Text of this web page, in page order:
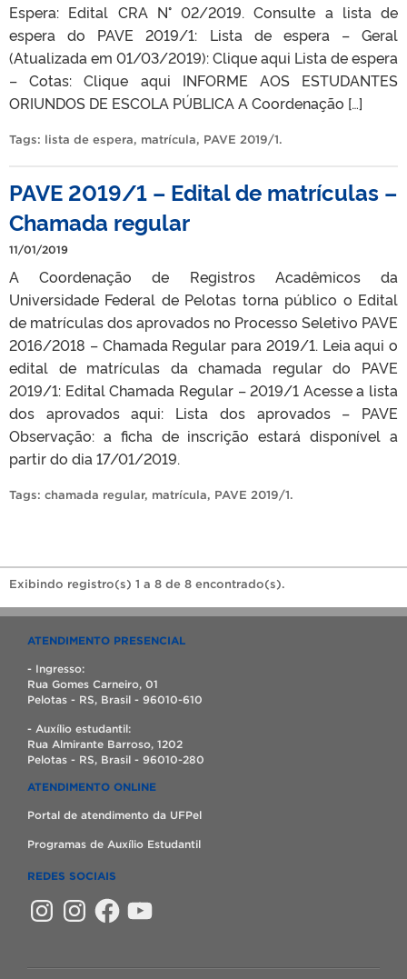
Espera: Edital CRA N° 02/2019. Consulte a lista de
espera do PAVE 2019/1: Lista de espera – Geral
(Atualizada em 01/03/2019): Clique aqui Lista de espera
– Cotas: Clique aqui INFORME AOS ESTUDANTES
ORIUNDOS DE ESCOLA PÚBLICA A Coordenação […]
Tags: lista de espera, matrícula, PAVE 2019/1.
PAVE 2019/1 – Edital de matrículas –
Chamada regular
11/01/2019
A Coordenação de Registros Acadêmicos da
Universidade Federal de Pelotas torna público o Edital
de matrículas dos aprovados no Processo Seletivo PAVE
2016/2018 – Chamada Regular para 2019/1. Leia aqui o
edital de matrículas da chamada regular do PAVE
2019/1: Edital Chamada Regular – 2019/1 Acesse a lista
dos aprovados aqui: Lista dos aprovados – PAVE
Observação: a ficha de inscrição estará disponível a
partir do dia 17/01/2019.
Tags: chamada regular, matrícula, PAVE 2019/1.
Exibindo registro(s) 1 a 8 de 8 encontrado(s).
ATENDIMENTO PRESENCIAL
- Ingresso:
Rua Gomes Carneiro, 01
Pelotas - RS, Brasil - 96010-610
- Auxílio estudantil:
Rua Almirante Barroso, 1202
Pelotas - RS, Brasil - 96010-280
ATENDIMENTO ONLINE
Portal de atendimento da UFPel
Programas de Auxílio Estudantil
REDES SOCIAIS
InstagramInstagramFacebookYouTube